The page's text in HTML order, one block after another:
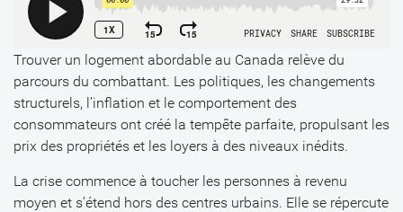
Trouver un logement abordable au Canada relève du
parcours du combattant. Les politiques, les changements
structurels, l’inflation et le comportement des
consommateurs ont créé la tempête parfaite, propulsant les
prix des propriétés et les loyers à des niveaux inédits.
La crise commence à toucher les personnes à revenu
moyen et s’étend hors des centres urbains. Elle se répercute